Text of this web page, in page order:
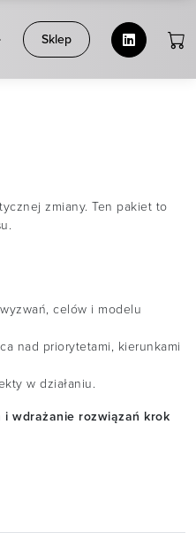
Sklep
zmiany. Ten pakiet to
celów i modelu
nad priorytetami, kierunkami
w działaniu.
i wdrażanie rozwiązań krok